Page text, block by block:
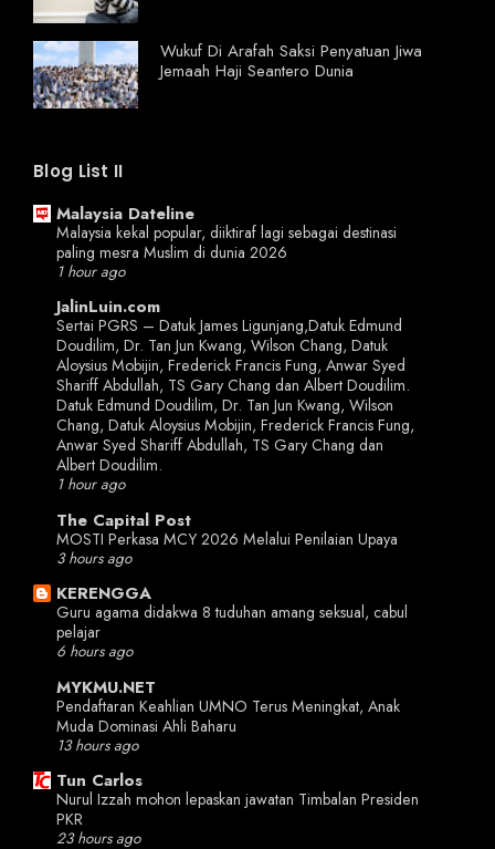
Wukuf Di Arafah Saksi Penyatuan Jiwa
Jemaah Haji Seantero Dunia
Blog List II
Malaysia Dateline
Malaysia kekal popular, diiktiraf lagi sebagai destinasi
paling mesra Muslim di dunia 2026
1 hour ago
JalinLuin.com
Sertai PGRS – Datuk James Ligunjang,Datuk Edmund
Doudilim, Dr. Tan Jun Kwang, Wilson Chang, Datuk
Aloysius Mobijin, Frederick Francis Fung, Anwar Syed
Shariff Abdullah, TS Gary Chang dan Albert Doudilim.
Datuk Edmund Doudilim, Dr. Tan Jun Kwang, Wilson
Chang, Datuk Aloysius Mobijin, Frederick Francis Fung,
Anwar Syed Shariff Abdullah, TS Gary Chang dan
Albert Doudilim.
1 hour ago
The Capital Post
MOSTI Perkasa MCY 2026 Melalui Penilaian Upaya
3 hours ago
KERENGGA
Guru agama didakwa 8 tuduhan amang seksual, cabul
pelajar
6 hours ago
MYKMU.NET
Pendaftaran Keahlian UMNO Terus Meningkat, Anak
Muda Dominasi Ahli Baharu
13 hours ago
Tun Carlos
Nurul Izzah mohon lepaskan jawatan Timbalan Presiden
PKR
23 hours ago